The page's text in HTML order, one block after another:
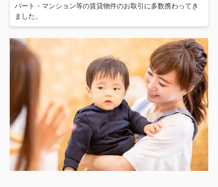
パート・マンション等の賃貸物件のお取引に多数携わってき
ました。